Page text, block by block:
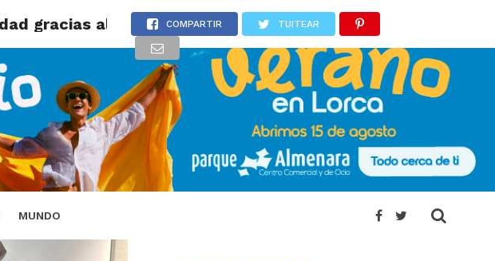
MUNDO
gracias al “Aguinaldo Solidario”
COMPARTIR TUITEAR